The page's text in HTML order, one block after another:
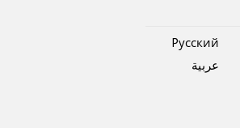
Pусский
عربية